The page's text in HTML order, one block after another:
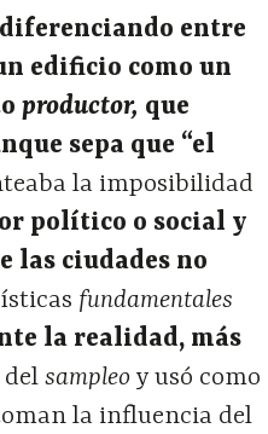
entre
edificio como un
productor, que
sepa que “el
la imposibilidad
político o social y
las ciudades no
fundamentales
la realidad, más
delsampleoy usó como
la influencia del